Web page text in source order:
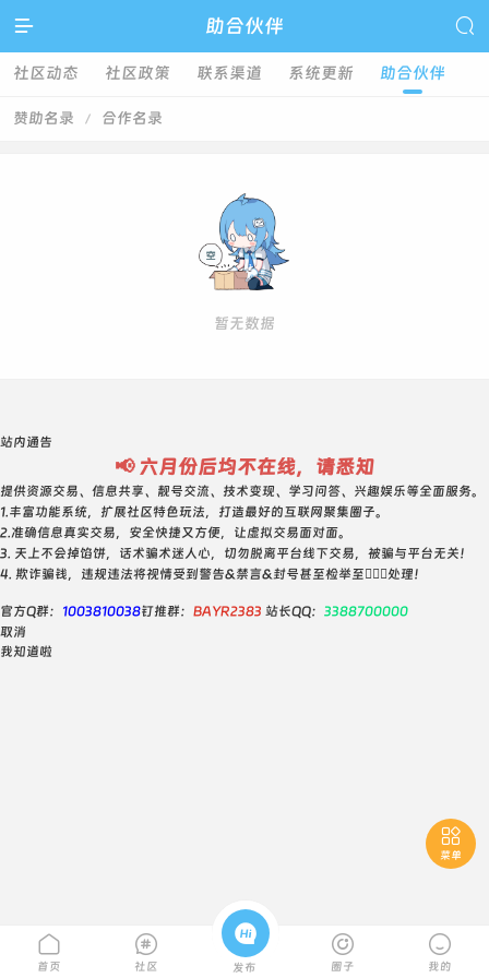
 助合伙伴 
社区动态 社区政策 联系渠道 系统更新 助合伙伴
赞助名录 / 合作名录
暂无数据

菜单

首页

社区

发布

圈子

我的
站内通告
📢 六月份后均不在线，请悉知
提供资源交易、信息共享、靓号交流、技术变现、学习问答、兴趣娱乐等全面服务。
1.丰富功能系统，扩展社区特色玩法，打造最好的互联网聚集圈子。
2.准确信息真实交易，安全快捷又方便，让虚拟交易面对面。
3. 天上不会掉馅饼，话术骗术迷人心，切勿脱离平台线下交易，被骗与平台无关！
4. 欺诈骗钱，违规违法将视情受到警告&禁言&封号甚至检举至👮🏻‍♀️处理！
官方Q群： 1003810038钉推群： BAYR2383 站长QQ： 3388700000
取消
我知道啦